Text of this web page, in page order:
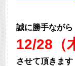
誠に勝手ながら
12/28（
させて頂きます